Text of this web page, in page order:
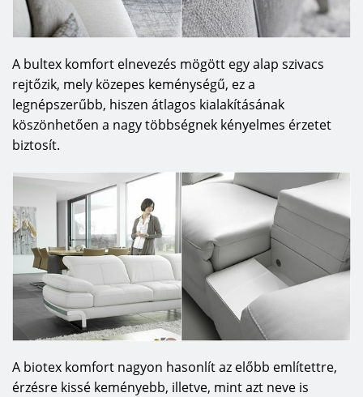
A bultex komfort elnevezés mögött egy alap szivacs
rejtőzik, mely közepes keménységű, ez a
legnépszerűbb, hiszen átlagos kialakításának
köszönhetően a nagy többségnek kényelmes érzetet
biztosít.
A biotex komfort nagyon hasonlít az előbb említettre,
érzésre kissé keményebb, illetve, mint azt neve is